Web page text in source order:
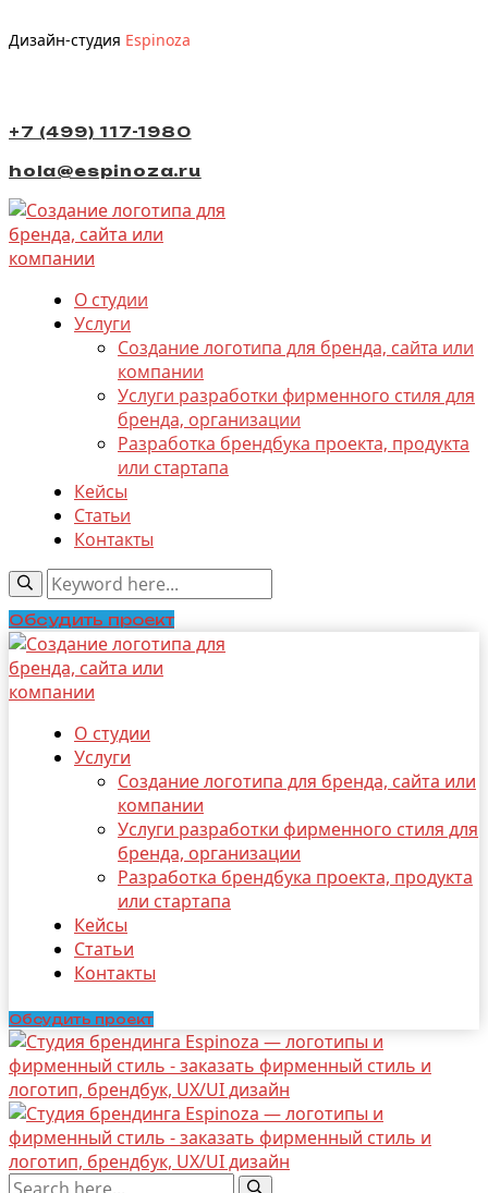
Дизайн-студия Espinoza
+7 (499) 117-1980
hola@espinoza.ru
О студии
Услуги
Создание логотипа для бренда, сайта или
компании
Услуги разработки фирменного стиля для
бренда, организации
Разработка брендбука проекта, продукта
или стартапа
Кейсы
Статьи
Контакты
Обсудить проект
О студии
Услуги
Создание логотипа для бренда, сайта или
компании
Услуги разработки фирменного стиля для
бренда, организации
Разработка брендбука проекта, продукта
или стартапа
Кейсы
Статьи
Контакты
Обсудить проект